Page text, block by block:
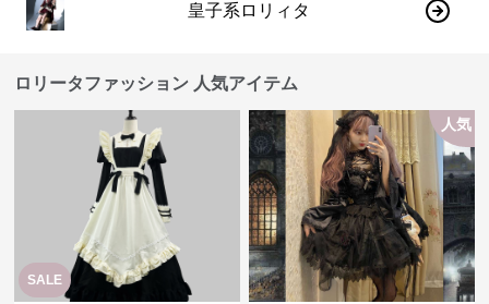
皇子系ロリィタ
ロリータファッション 人気アイテム
SALE
人気